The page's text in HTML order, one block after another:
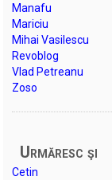
Manafu
Mariciu
Mihai Vasilescu
Revoblog
Vlad Petreanu
Zoso
Urmăresc şi
Cetin